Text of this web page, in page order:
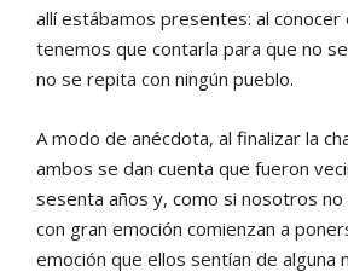
allí estábamos presentes: al conocer
tenemos que contarla para que no
no se repita con ningún pueblo.
A modo de anécdota, al finalizar la
ambos se dan cuenta que fueron
sesenta años y, como si nosotros
con gran emoción comienzan a
emoción que ellos sentían de alguna